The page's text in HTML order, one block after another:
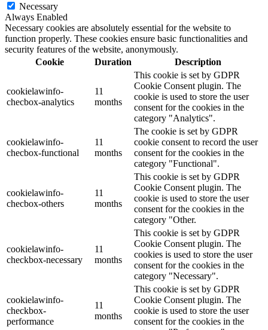
Necessary
Always Enabled
Necessary cookies are absolutely essential for the website to
function properly. These cookies ensure basic functionalities and
security features of the website, anonymously.
Cookie
Duration Description
cookielawinfo-
checbox-analytics
11
months
This cookie is set by GDPR
Cookie Consent plugin. The
cookie is used to store the user
consent for the cookies in the
category "Analytics".
cookielawinfo-
checbox-functional
11
months
The cookie is set by GDPR
cookie consent to record the user
consent for the cookies in the
category "Functional".
cookielawinfo-
checbox-others
11
months
This cookie is set by GDPR
Cookie Consent plugin. The
cookie is used to store the user
consent for the cookies in the
category "Other.
cookielawinfo-
checkbox-necessary
11
months
This cookie is set by GDPR
Cookie Consent plugin. The
cookies is used to store the user
consent for the cookies in the
category "Necessary".
cookielawinfo-
checkbox-
performance
11
months
This cookie is set by GDPR
Cookie Consent plugin. The
cookie is used to store the user
consent for the cookies in the